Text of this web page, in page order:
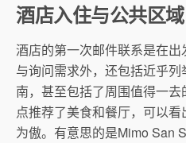
酒店入住与公共区域
酒店的第一次邮件联系是在
与询问需求外，还包括近乎
南，甚至包括了周围值得一
点推荐了美食和餐厅，可以
为傲。有意思的是Mimo San